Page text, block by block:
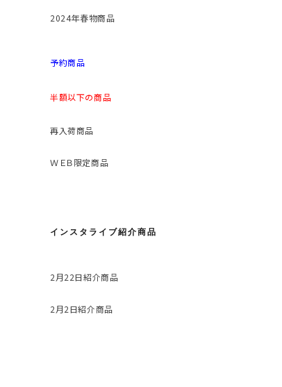
2024年春物商品
予約商品
半額以下の商品
再入荷商品
ＷＥＢ限定商品
インスタライブ紹介商品
2月22日紹介商品
2月2日紹介商品